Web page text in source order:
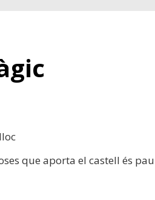
que aporta el castell és